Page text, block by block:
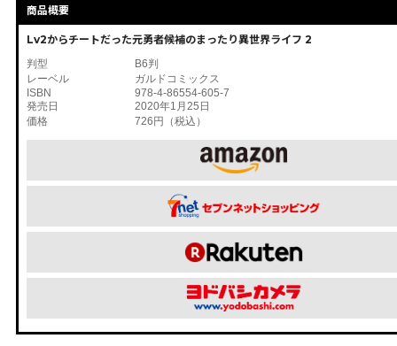
商品概要
Lv2からチートだった元勇者候補のまったり異世界ライフ 2
判型
B6判
レーベル
ガルドコミックス
ISBN
978-4-86554-605-7
発売日
2020年1月25日
価格
726円（税込）